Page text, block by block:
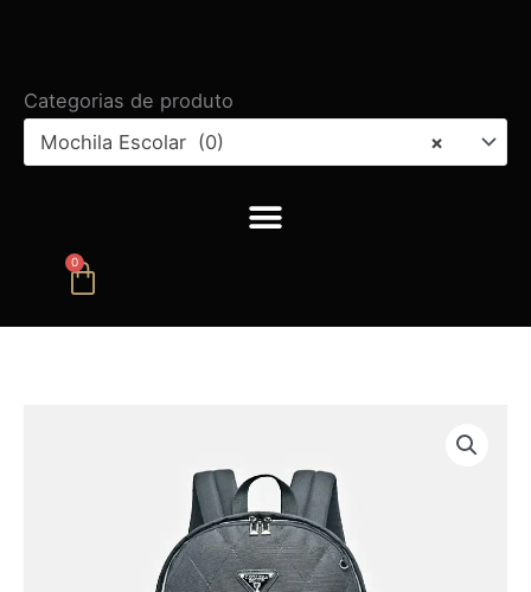
Categorias de produto
×
Mochila Escolar (0)
0
Carrinho